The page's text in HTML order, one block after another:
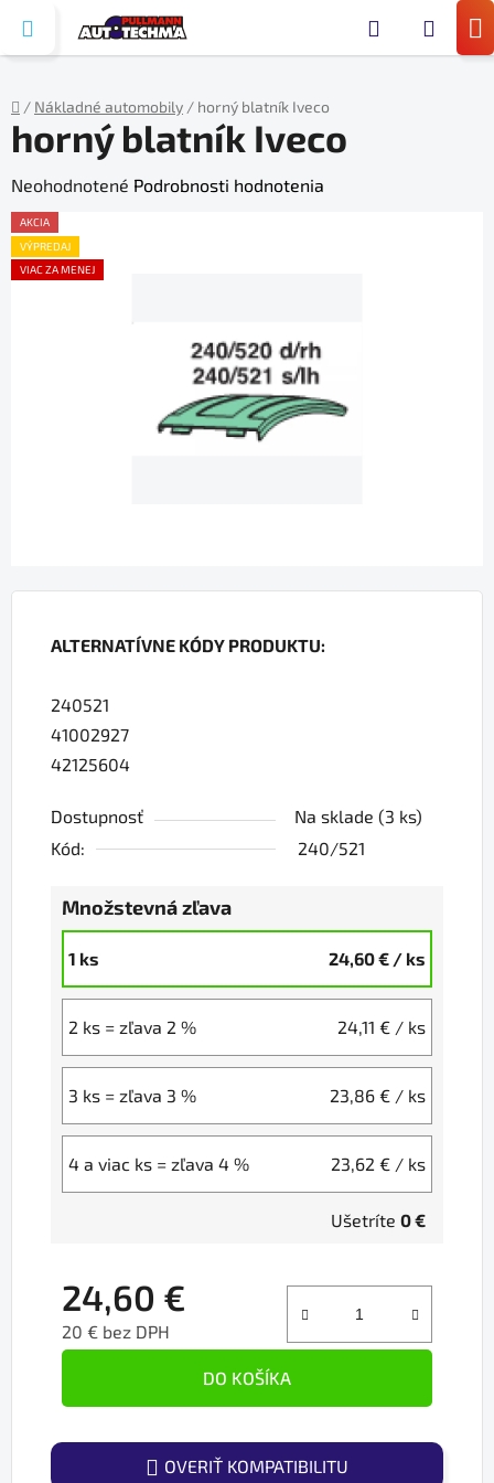
obsah
Domov
/ Nákladné automobily / horný blatník Iveco
ALTERNATÍVNE KÓDY PRODUKTU:
240521
41002927
42125604
Dostupnosť Na sklade (3 ks)
Kód:
240/521
Množstevná zľava
1 ks 24,60 € / ks
2 ks = zľava 2 % 24,11 € / ks
3 ks = zľava 3 % 23,86 € / ks
4 a viac ks = zľava 4 % 23,62 € / ks
Ušetríte 0 €
24,60 €
20 € bez DPH
DO KOŠÍKA
OVERIŤ KOMPATIBILITU
horný blatník Iveco
Priemerné
hodnotenie
produktu
je
Neohodnotené Podrobnosti hodnotenia
AKCIA
VÝPREDAJ
VIAC ZA MENEJ